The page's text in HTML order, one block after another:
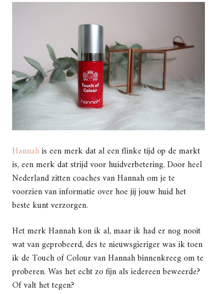
Hannahis een merk dat al een flinke tijd op de markt
is, een merk dat strijd voor huidverbetering. Door heel
Nederland zitten coaches van Hannah om je te
voorzien van informatie over hoe jij jouw huid het
beste kunt verzorgen.
Het merk Hannah kon ik al, maar ik had er nog nooit
wat van geprobeerd, des te nieuwsgieriger was ik toen
ik de Touch of Colour van Hannah binnenkreeg om te
proberen. Was het echt zo fijn als iedereen beweerde?
Of valt het tegen?